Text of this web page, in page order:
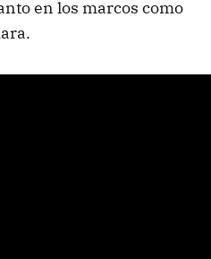
en los marcos como